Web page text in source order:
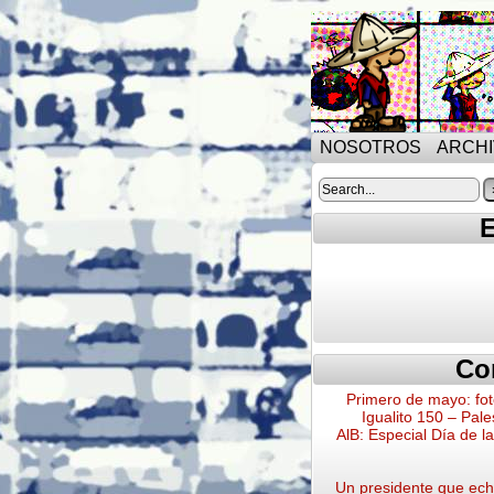
NOSOTROS
Primero de mayo:
Igualito 150 –
AlB: Especial Día de
Un presidente que